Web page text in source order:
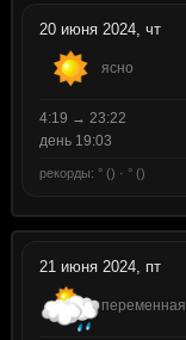
20 июня 2024, чт
ясно
4:19 → 23:22
день 19:03
рекорды: ° () · ° ()
21 июня 2024, пт